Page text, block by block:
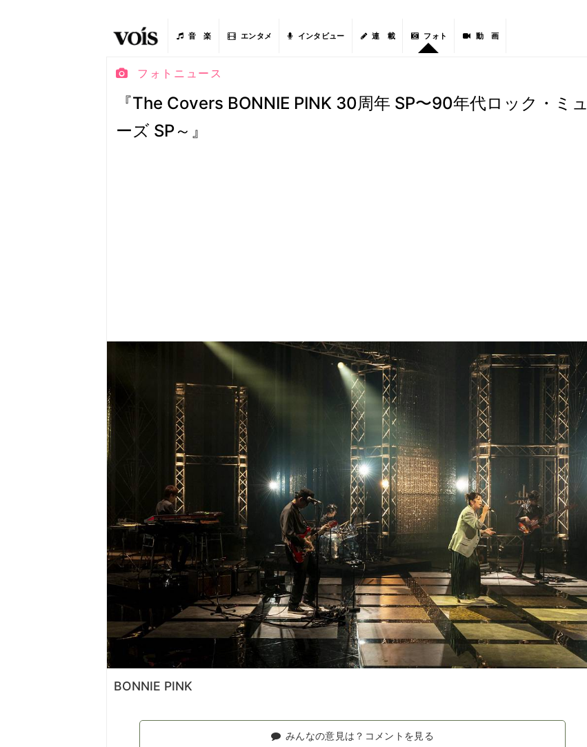
音 楽 エンタメ インタビュー 連 載 フォト 動 画
フォトニュース
『The Covers BONNIE PINK 30周年 SP〜90年代ロック・ミュ
ーズ SP～』
BONNIE PINK
みんなの意見は？コメントを見る